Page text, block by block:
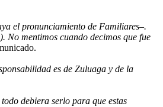
el pronunciamiento de Familiares–.
mentimos cuando decimos que fue
es de Zuluaga y de la
debiera serlo para que estas